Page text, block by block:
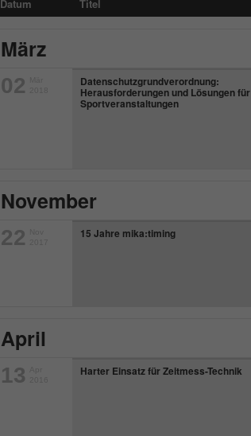
Datum Titel
März
02 Datenschutzgrundverordnung:
Herausforderungen und Lösungen für
Sportveranstaltungen
November
22 15 Jahre mika:timing
April
13 Harter Einsatz für Zeitmess-Technik
Laufzeit